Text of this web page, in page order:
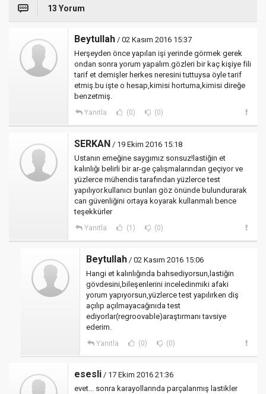
13 Yorum
Beytullah / 02 Kasım 2016 15:37
Herşeyden önce yapılan işi yerinde görmek gerek
ondan sonra yorum yapalım.gözleri bir kaç kişiye fili
tarif et demişler herkes neresini tuttuysa öyle tarif
etmiş.bu işte o hesap,kimisi hortuma,kimisi direğe
benzetmiş.
Yanıtla (0) (0)
SERKAN / 19 Ekim 2016 15:18
Ustanın emeğine saygımız sonsuz!lastiğin et
kalınlığı belirli bir ar-ge çalışmalarından geçiyor ve
yüzlerce mühendis tarafından yüzlerce test
yapılıyor.kullanıcı bunları göz önünde bulundurarak
can güvenliğini ortaya koyarak kullanmalı bence
teşekkürler
Yanıtla (1) (0)
Beytullah / 02 Kasım 2016 15:06
Hangi et kalınlığında bahsediyorsun,lastiğin
gövdesini,bileşenlerini inceledinmiki afaki
yorum yapıyorsun,yüzlerce test yapılırken diş
açılıp açılmayacağınıda test
ediyorlar(regroovable)araştırmanı tavsiye
ederim.
Yanıtla (0) (0)
esesli / 17 Ekim 2016 21:36
evet... sonra karayollarında parçalanmış lastikler